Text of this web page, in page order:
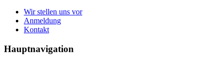
Wir stellen uns vor
Anmeldung
Kontakt
Hauptnavigation